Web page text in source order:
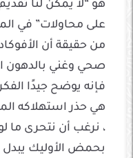
هو “لا يمكن لنا
على محاولات” في
من حقيقة أن
صحي وغني بالدهون
فإنه يوضح جيدًا
هي حذراستهلاكه
، نرغب أن نتحرى ما
بحمض الأوليك يبدل